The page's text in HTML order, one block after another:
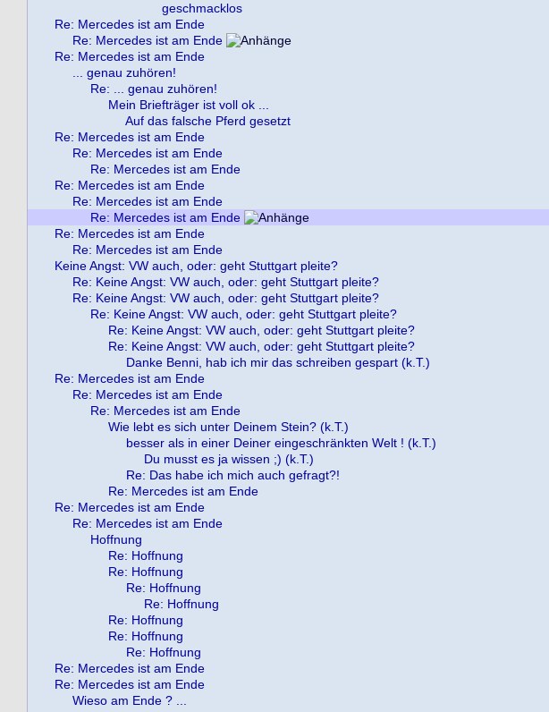
geschmacklos
Re: Mercedes ist am Ende
Re: Mercedes ist am Ende
Re: Mercedes ist am Ende
... genau zuhören!
Re: ... genau zuhören!
Mein Briefträger ist voll ok ...
Auf das falsche Pferd gesetzt
Re: Mercedes ist am Ende
Re: Mercedes ist am Ende
Re: Mercedes ist am Ende
Re: Mercedes ist am Ende
Re: Mercedes ist am Ende
Re: Mercedes ist am Ende
Re: Mercedes ist am Ende
Re: Mercedes ist am Ende
Keine Angst: VW auch, oder: geht Stuttgart pleite?
Re: Keine Angst: VW auch, oder: geht Stuttgart pleite?
Re: Keine Angst: VW auch, oder: geht Stuttgart pleite?
Re: Keine Angst: VW auch, oder: geht Stuttgart pleite?
Re: Keine Angst: VW auch, oder: geht Stuttgart pleite?
Re: Keine Angst: VW auch, oder: geht Stuttgart pleite?
Danke Benni, hab ich mir das schreiben gespart (k.T.)
Re: Mercedes ist am Ende
Re: Mercedes ist am Ende
Re: Mercedes ist am Ende
Wie lebt es sich unter Deinem Stein? (k.T.)
besser als in einer Deiner eingeschränkten Welt ! (k.T.)
Du musst es ja wissen ;) (k.T.)
Re: Das habe ich mich auch gefragt?!
Re: Mercedes ist am Ende
Re: Mercedes ist am Ende
Re: Mercedes ist am Ende
Hoffnung
Re: Hoffnung
Re: Hoffnung
Re: Hoffnung
Re: Hoffnung
Re: Hoffnung
Re: Hoffnung
Re: Hoffnung
Re: Mercedes ist am Ende
Re: Mercedes ist am Ende
Wieso am Ende ? ...